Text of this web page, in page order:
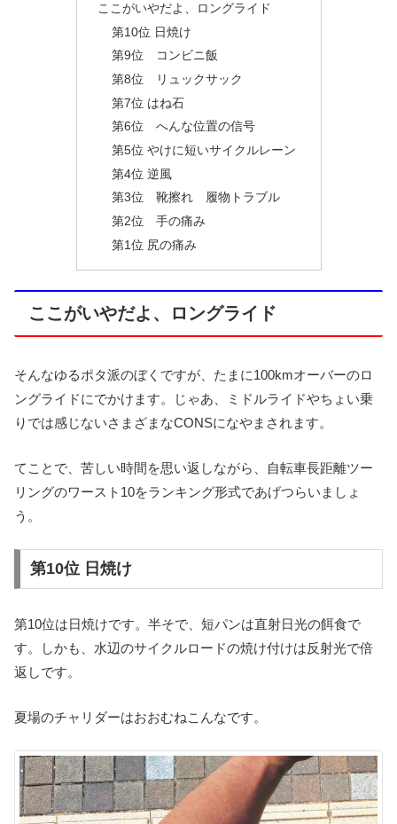
ここがいやだよ、ロングライド
第10位 日焼け
第9位 コンビニ飯
第8位 リュックサック
第7位 はね石
第6位 へんな位置の信号
第5位 やけに短いサイクルレーン
第4位 逆風
第3位 靴擦れ 履物トラブル
第2位 手の痛み
第1位 尻の痛み
ここがいやだよ、ロングライド
そんなゆるポタ派のぼくですが、たまに100kmオーバーのロ
ングライドにでかけます。じゃあ、ミドルライドやちょい乗
りでは感じないさまざまなCONSになやまされます。
てことで、苦しい時間を思い返しながら、自転車長距離ツー
リングのワースト10をランキング形式であげつらいましょ
う。
第10位 日焼け
第10位は日焼けです。半そで、短パンは直射日光の餌食で
す。しかも、水辺のサイクルロードの焼け付けは反射光で倍
返しです。
夏場のチャリダーはおおむねこんなです。